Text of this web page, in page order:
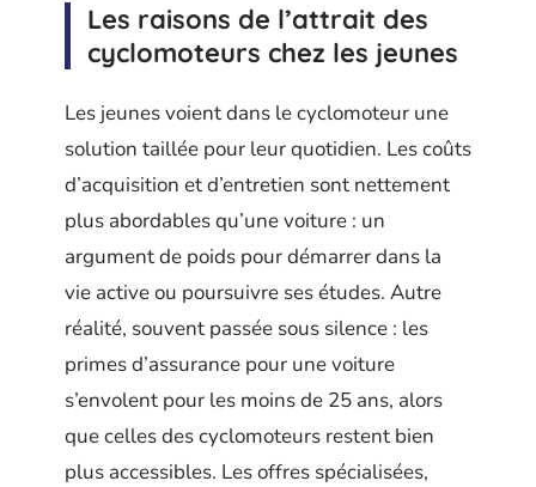
Les raisons de l’attrait des
cyclomoteurs chez les jeunes
Les jeunes voient dans le cyclomoteur une
solution taillée pour leur quotidien. Les coûts
d’acquisition et d’entretien sont nettement
plus abordables qu’une voiture : un
argument de poids pour démarrer dans la
vie active ou poursuivre ses études. Autre
réalité, souvent passée sous silence : les
primes d’assurance pour une voiture
s’envolent pour les moins de 25 ans, alors
que celles des cyclomoteurs restent bien
plus accessibles. Les offres spécialisées,